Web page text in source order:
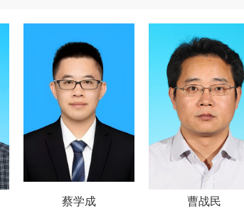
蔡学成
曹战民